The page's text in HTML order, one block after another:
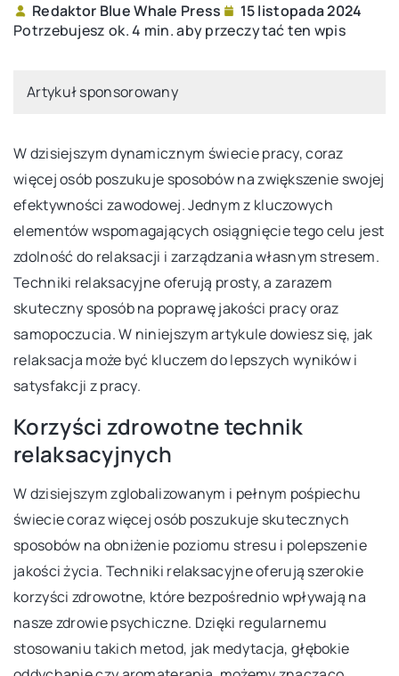
Redaktor Blue Whale Press
15 listopada 2024
Potrzebujesz ok. 4 min. aby przeczytać ten wpis
Artykuł sponsorowany
W dzisiejszym dynamicznym świecie pracy, coraz
więcej osób poszukuje sposobów na zwiększenie swojej
efektywności zawodowej. Jednym z kluczowych
elementów wspomagających osiągnięcie tego celu jest
zdolność do relaksacji i zarządzania własnym stresem.
Techniki relaksacyjne oferują prosty, a zarazem
skuteczny sposób na poprawę jakości pracy oraz
samopoczucia. W niniejszym artykule dowiesz się, jak
relaksacja może być kluczem do lepszych wyników i
satysfakcji z pracy.
Korzyści zdrowotne technik
relaksacyjnych
W dzisiejszym zglobalizowanym i pełnym pośpiechu
świecie coraz więcej osób poszukuje skutecznych
sposobów na obniżenie poziomu stresu i polepszenie
jakości życia. Techniki relaksacyjne oferują szerokie
korzyści zdrowotne, które bezpośrednio wpływają na
nasze zdrowie psychiczne. Dzięki regularnemu
stosowaniu takich metod, jak medytacja, głębokie